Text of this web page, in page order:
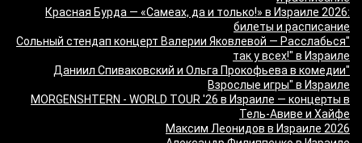
Красная Бурда — «Самеах, да и только!» в Израиле 2026:
билеты и расписание
"Сольный стендап концерт Валерии Яковлевой — Расслабься
так у всех!" в Израиле
"Даниил Спиваковский и Ольга Прокофьева в комедии
Взрослые игры" в Израиле
MORGENSHTERN - WORLD TOUR '26 в Израиле — концерты в
Тель-Авиве и Хайфе
Максим Леонидов в Израиле 2026